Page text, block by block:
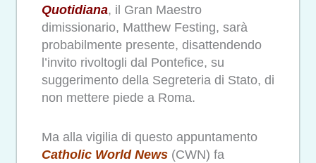
Quotidiana, il Gran Maestro
dimissionario, Matthew Festing, sarà
probabilmente presente, disattendendo
l’invito rivoltogli dal Pontefice, su
suggerimento della Segreteria di Stato, di
non mettere piede a Roma.
Ma alla vigilia di questo appuntamento
Catholic World News (CWN) fa